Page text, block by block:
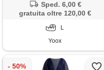
Sped. 6,00 €
gratuita oltre 120,00 €
L
Yoox